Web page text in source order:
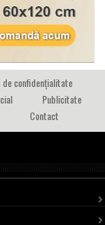
de confidențialitate
Publicitate
Contact